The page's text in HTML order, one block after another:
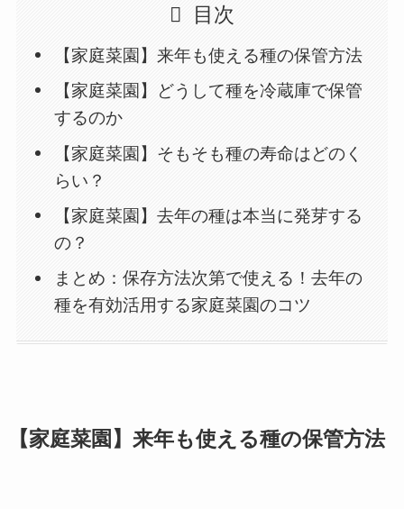
目次
【家庭菜園】来年も使える種の保管方法
【家庭菜園】どうして種を冷蔵庫で保管
するのか
【家庭菜園】そもそも種の寿命はどのく
らい？
【家庭菜園】去年の種は本当に発芽する
の？
まとめ：保存方法次第で使える！去年の
種を有効活用する家庭菜園のコツ
【家庭菜園】来年も使える種の保管方法